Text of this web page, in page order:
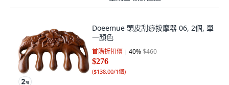
Doeemue 頭皮刮痧按摩器 06, 2個, 單
一顏色
首購折扣價 40%$460
$276
($138.00/1個)